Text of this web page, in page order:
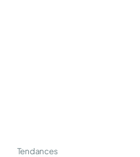
Tendances